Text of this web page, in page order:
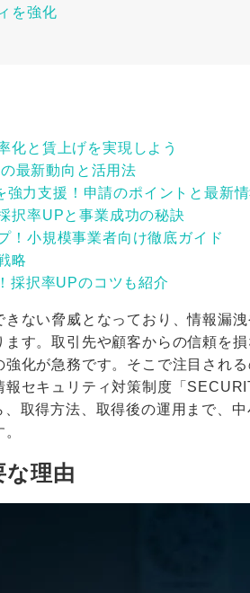
を強化
化と賃上げを実現しよう
最新動向と活用法
力支援！申請のポイントと最新情
択率UPと事業成功の秘訣
！小規模事業者向け徹底ガイド
略
採択率UPのコツも紹介
ない脅威となっており、情報漏
す。取引先や顧客からの信頼を損
化が急務です。そこで注目され
セキュリティ対策制度「
取得方法、取得後の運用まで、中
理由